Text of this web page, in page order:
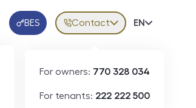
Klientská aplikace
BES Contact
For owners: 770 328 034
For tenants: 222 222 500
Volba
EN